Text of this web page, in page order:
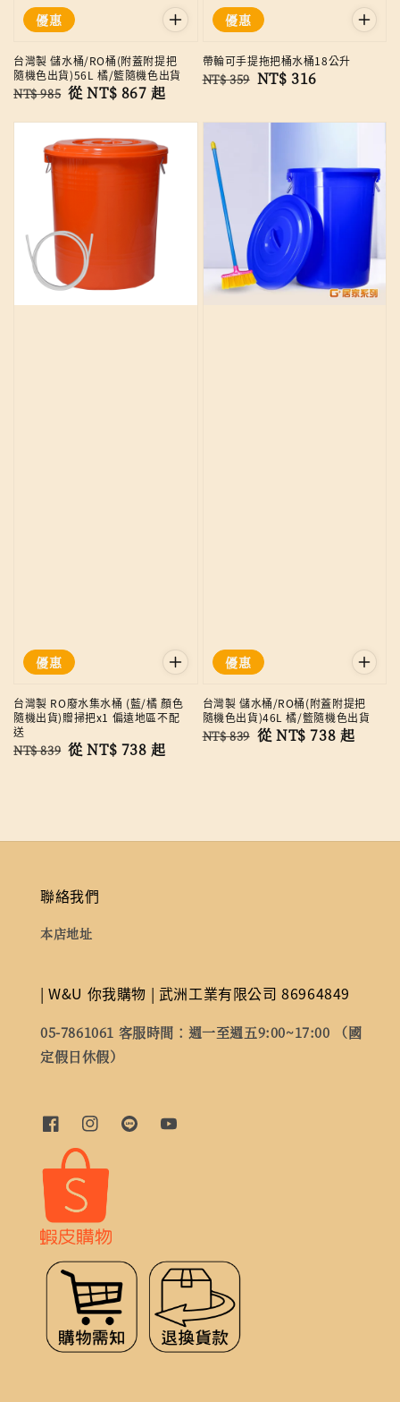
優惠
台灣製 儲水桶/RO桶(附蓋附提把
隨機色出貨)56L 橘/籃隨機色出貨
Regular
NT$ 985 Sale
從NT$ 867 起
優惠
帶輪可手提拖把桶水桶18公升
Regular
NT$ 359 Sale
NT$ 316
優惠
台灣製 RO廢水集水桶 (藍/橘 顏色
隨機出貨)贈掃把x1 偏遠地區不配
送
Regular
NT$ 839 Sale
從NT$ 738 起
優惠
台灣製 儲水桶/RO桶(附蓋附提把
隨機色出貨)46L 橘/籃隨機色出貨
Regular
NT$ 839 Sale
從NT$ 738 起
聯絡我們
本店地址
| W&U 你我購物 | 武洲工業有限公司 86964849
05-7861061 客服時間：週一至週五9:00~17:00 （國
定假日休假）